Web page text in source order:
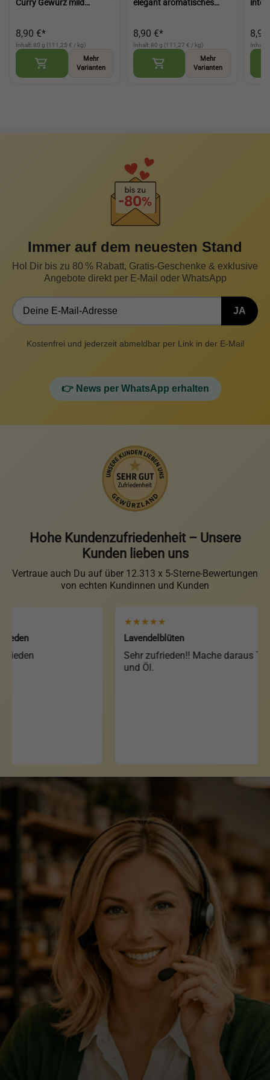
Curry Gewürz mild
Curry Powder)
8,90 €*
Inhalt: 80 g (111,25 € / kg)
Mehr
Varianten
elegant aromatisches
Curry)
8,90 €*
Inhalt: 80 g (111,27 € / kg)
Mehr
Varianten
Inhalt:
Immer auf dem neuesten Stand
Hol Dir bis zu 80 % Rabatt, Gratis-Geschenke & exklusive
Angebote direkt per E-Mail oder WhatsApp
JA
Kostenfrei und jederzeit abmeldbar per Link in der E-Mail
👉 News per WhatsApp erhalten
Hohe Kundenzufriedenheit – Unsere
Kunden lieben uns
Vertraue auch Du auf über 12.313 x 5-Sterne-Bewertungen
von echten Kundinnen und Kunden
★★★★★
Lavendelblüten
Sehr zufrieden!! Mache daraus Tee
und Öl.